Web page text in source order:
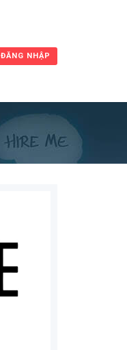
ĐĂNG NHẬP